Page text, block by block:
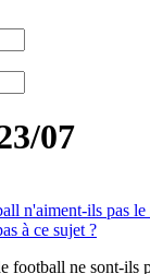
07
n'aiment-ils pas
à ce sujet ?
football ne sont-ils